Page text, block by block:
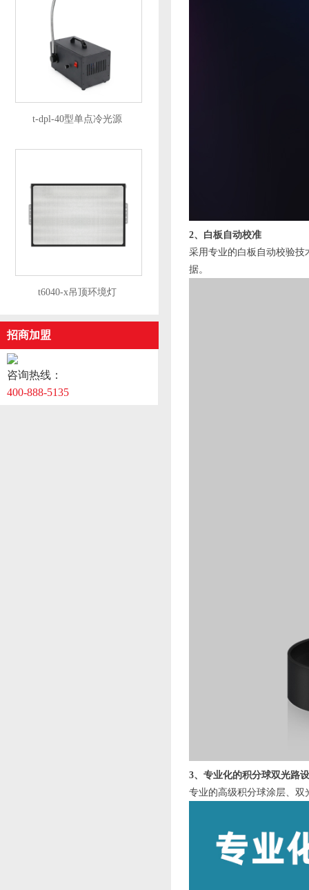
t-dpl-40型单点冷光源
​t6040-x吊顶环境灯
招商加盟
咨询热线：
400-888-5135
2、白板自动校准
采用专业的白板自动校
据。
3、专业化的积分球双光路
专业的高级积分球涂层、